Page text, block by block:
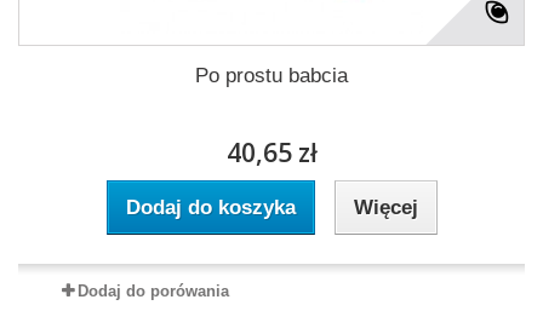
Po prostu babcia
40,65 zł
Dodaj do koszyka Więcej
Dodaj do porówania